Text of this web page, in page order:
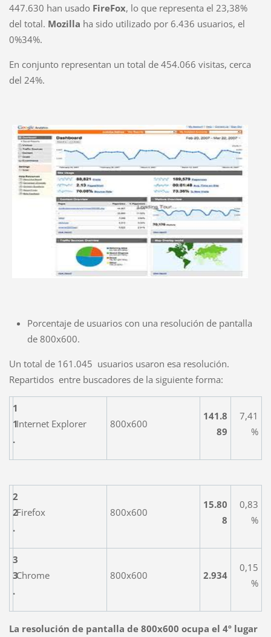
447.630 han usado FireFox, lo que representa el 23,38%
del total. Mozilla ha sido utilizado por 6.436 usuarios, el
0%34%.
En conjunto representan un total de 454.066 visitas, cerca
del 24%.
Porcentaje de usuarios con una resolución de pantalla
de 800x600.
Un total de 161.045 usuarios usaron esa resolución.
Repartidos entre buscadores de la siguiente forma:
1
1
.
Internet Explorer 800x600
141.8
89
7,41
%
2
2
.
Firefox 800x600
15.80
8
0,83
%
3
3
.
Chrome 800x600 2.934
0,15
%
La resolución de pantalla de 800x600 ocupa el 4º lugar